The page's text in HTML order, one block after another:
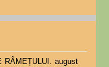
RÂMEȚULUI. august